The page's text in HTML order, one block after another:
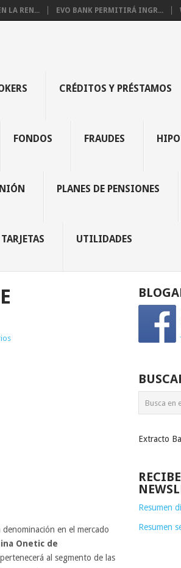
LA REN... EVO BANK PERMITIRÁ INGR...
CRÉDITOS Y PRÉSTAMOS
FONDOS FRAUDES
PLANES DE PENSIONES
TARJETAS UTILIDADES
en el mercado
Onetic de
al segmento de las
Extracto
Resumen
Resumen